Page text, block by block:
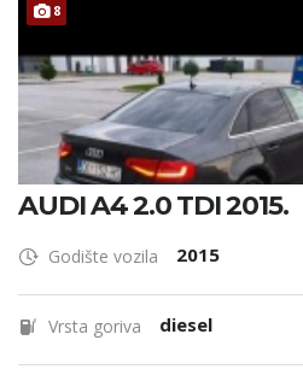
8
AUDI A4 2.0 TDI 2015.
Godište vozila 2015
Vrsta goriva diesel